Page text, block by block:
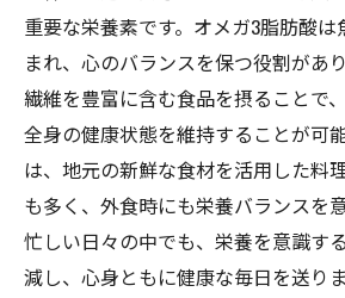
すめ
趣味の時間を持つことに
効果
地域活動への参加で得られ
のサポート
精神的健康を保つための
スペースの利用
箕面市で心身の不調を和らげる
重要な栄養素です。オメガ3脂肪酸
まれ、心のバランスを保つ役割があ
繊維を豊富に含む食品を摂ることで
全身の健康状態を維持することが可
は、地元の新鮮な食材を活用した料
も多く、外食時にも栄養バランスを
忙しい日々の中でも、栄養を意識す
減し、心身ともに健康な毎日を送りま